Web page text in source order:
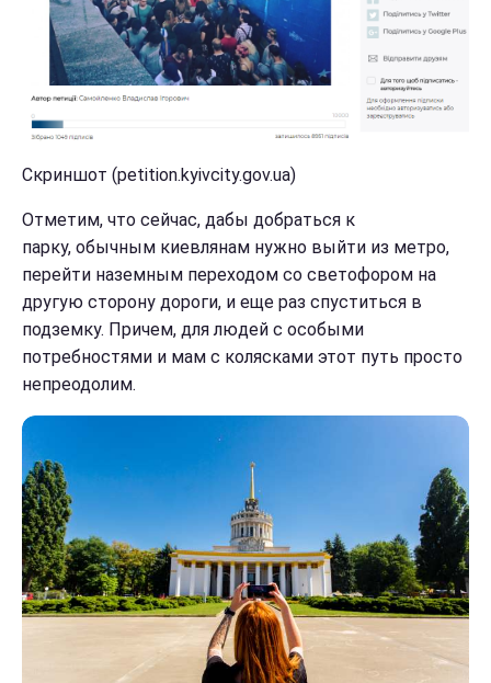
Скриншот (petition.kyivcity.gov.ua)
Отметим, что сейчас, дабы добраться к
парку, обычным киевлянам нужно выйти из метро, ​​
перейти наземным переходом со светофором на
другую сторону дороги, и еще раз спуститься в
подземку. Причем, для людей с особыми
потребностями и мам с колясками этот путь просто
непреодолим.